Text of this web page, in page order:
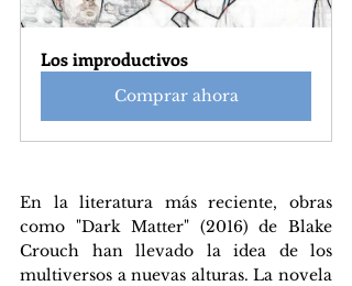
Los improductivos
Comprar ahora
En la literatura más reciente, obras
como "Dark Matter" (2016) de Blake
Crouch han llevado la idea de los
multiversos a nuevas alturas. La novela